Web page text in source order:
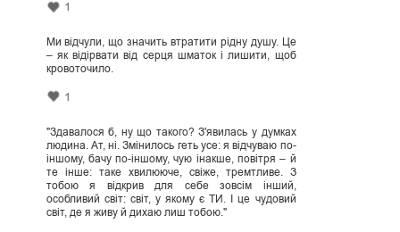
1
Ми відчули, що значить втратити рідну душу. Це
– як відірвати від серця шматок і лишити, щоб
кровоточило.
1
"Здавалося б, ну що такого? З'явилась у думках
людина. Ат, ні. Змінилось геть усе: я відчуваю по-
іншому, бачу по-іншому, чую інакше, повітря – й
те інше: таке хвилююче, свіже, тремтливе. З
тобою я відкрив для себе зовсім інший,
особливий світ: світ, у якому є ТИ. І це чудовий
світ, де я живу й дихаю лиш тобою."